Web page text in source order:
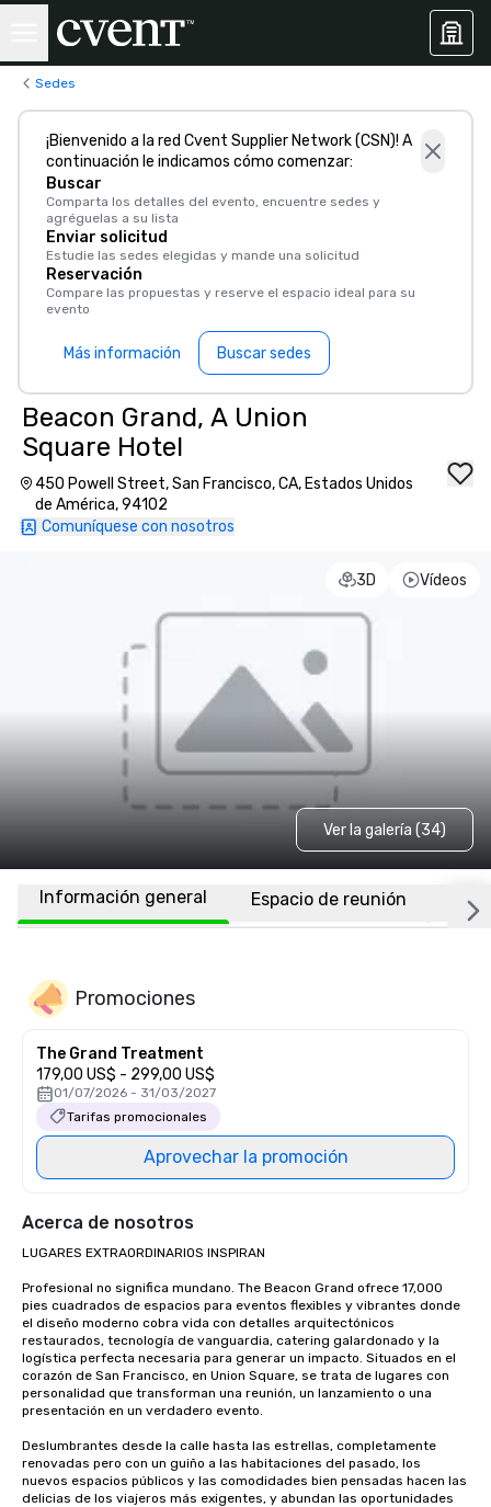
Sedes
¡Bienvenido a la red Cvent Supplier Network (CSN)! A
continuación le indicamos cómo comenzar:
Buscar
Comparta los detalles del evento, encuentre sedes y
agréguelas a su lista
Enviar solicitud
Estudie las sedes elegidas y mande una solicitud
Reservación
Compare las propuestas y reserve el espacio ideal para su
evento
Más información Buscar sedes
Beacon Grand, A Union
Square Hotel
450 Powell Street, San Francisco, CA, Estados Unidos
de América, 94102
Comuníquese con nosotros
3D Vídeos
Ver la galería (34)
Información general Espacio de reunión
Promociones
The Grand Treatment
179,00 US$ - 299,00 US$
01/07/2026 - 31/03/2027
Tarifas promocionales
Aprovechar la promoción
Acerca de nosotros
LUGARES EXTRAORDINARIOS INSPIRAN
Profesional no significa mundano. The Beacon Grand ofrece 17,000
pies cuadrados de espacios para eventos flexibles y vibrantes donde
el diseño moderno cobra vida con detalles arquitectónicos
restaurados, tecnología de vanguardia, catering galardonado y la
logística perfecta necesaria para generar un impacto. Situados en el
corazón de San Francisco, en Union Square, se trata de lugares con
personalidad que transforman una reunión, un lanzamiento o una
presentación en un verdadero evento.
Deslumbrantes desde la calle hasta las estrellas, completamente
renovadas pero con un guiño a las habitaciones del pasado, los
nuevos espacios públicos y las comodidades bien pensadas hacen las
delicias de los viajeros más exigentes, y abundan las oportunidades